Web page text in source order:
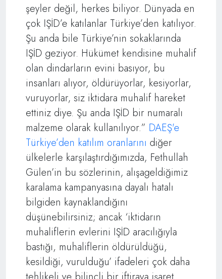
şeyler değil, herkes biliyor. Dünyada en
çok IŞİD’e katılanlar Türkiye’den katılıyor.
Şu anda bile Türkiye’nin sokaklarında
IŞİD geziyor. Hükümet kendisine muhalif
olan dindarların evini basıyor, bu
insanları alıyor, öldürüyorlar, kesiyorlar,
vuruyorlar, siz iktidara muhalif hareket
ettiniz diye. Şu anda IŞİD bir numaralı
malzeme olarak kullanılıyor.” DAEŞ'e
Türkiye’den katılım oranlarını diğer
ülkelerle karşılaştırdığımızda, Fethullah
Gülen’in bu sözlerinin, alışageldiğimiz
karalama kampanyasına dayalı hatalı
bilgiden kaynaklandığını
düşünebilirsiniz; ancak ‘iktidarın
muhaliflerin evlerini IŞİD aracılığıyla
bastığı, muhaliflerin öldürüldüğü,
kesildiği, vurulduğu’ ifadeleri çok daha